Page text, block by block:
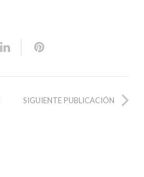
SIGUIENTE PUBLICACIÓN